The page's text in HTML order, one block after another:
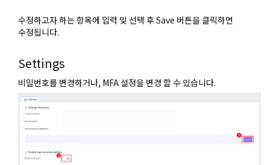
수정하고자 하는 항목에 입력 및 선택 후 Save 버튼을 클릭하면
수정됩니다.
Settings
비밀번호를 변경하거나, MFA 설정을 변경 할 수 있습니다.